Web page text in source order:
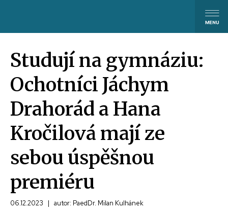
Studují na gymnáziu:
Ochotníci Jáchym
Drahorád a Hana
Kročilová mají ze
sebou úspěšnou
premiéru
06.12.2023 | autor: PaedDr. Milan Kulhánek